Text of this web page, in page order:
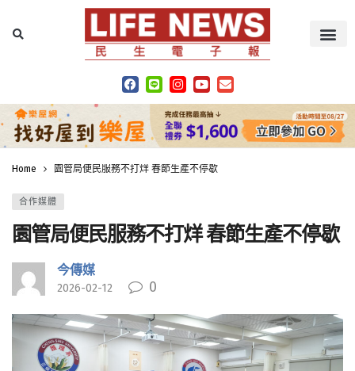
Home 園管局便民服務不打烊 春節生產不停歇
合作媒體
園管局便民服務不打烊 春節生產不停歇
今傳媒
2026-02-12 0